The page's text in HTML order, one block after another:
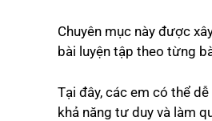
Chuyên mục này được
bài luyện tập theo từng
Tại đây, các em có thể
khả năng tư duy và làm